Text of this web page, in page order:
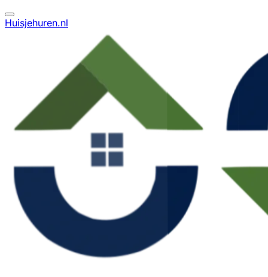
Huisjehuren.nl